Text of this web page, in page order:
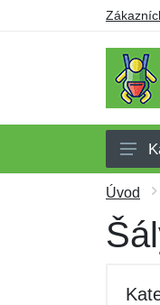
Šatky
Úvod